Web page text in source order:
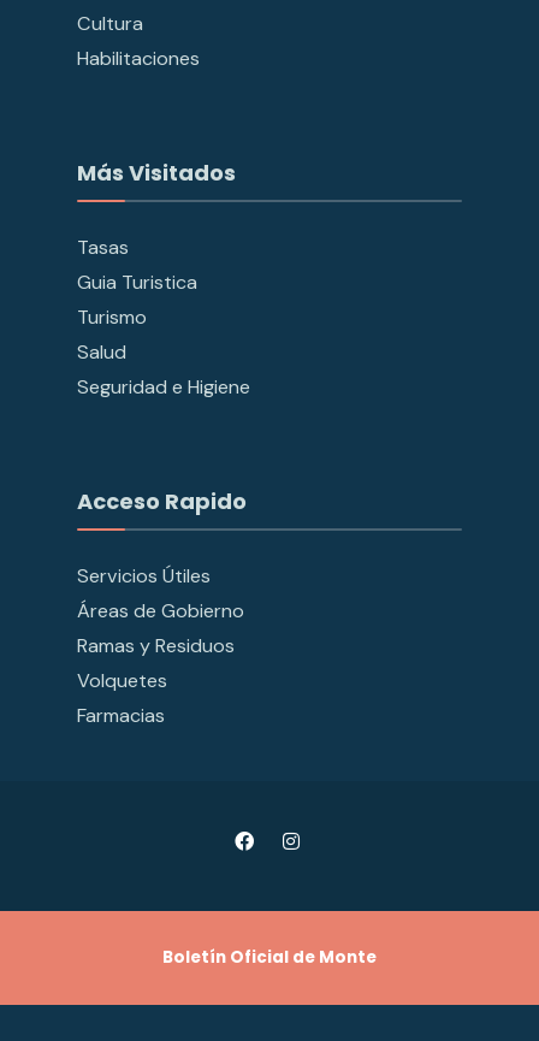
Cultura
Habilitaciones
Más Visitados
Tasas
Guia Turistica
Turismo
Salud
Seguridad e Higiene
Acceso Rapido
Servicios Útiles
Áreas de Gobierno
Ramas y Residuos
Volquetes
Farmacias
Boletín Oficial de Monte